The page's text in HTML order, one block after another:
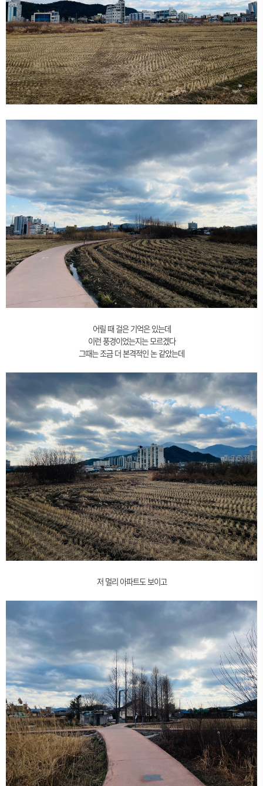
어릴 때 걸은 기억은 있는데
이런 풍경이었는지는 모르겠다
그때는 조금 더 본격적인 논 같았는데
저 멀리 아파트도 보이고